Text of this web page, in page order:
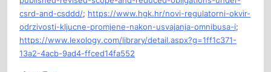
csrd-and-csddd/; https://www.hgk.hr/novi-regulatorni-okvir-
odrzivosti-kljucne-promjene-nakon-usvajanja-omnibusa-i;
https://www.lexology.com/library/detail.aspx?g=1ff1c371-
13a2-4acb-9ad4-ffced14fa552